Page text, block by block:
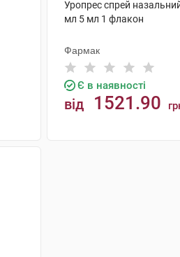
Уропрес спрей
мл 5 мл 1 флакон
Фармак
Є в наявності
від 1521.90